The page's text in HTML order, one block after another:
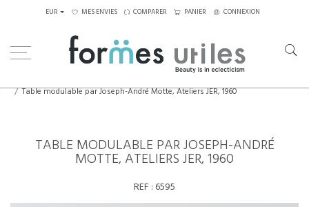
EUR MES ENVIES COMPARER PANIER CONNEXION
Table modulable par Joseph-André Motte, Ateliers JER, 1960
TABLE MODULABLE PAR JOSEPH-ANDRÉ
MOTTE, ATELIERS JER, 1960
REF : 6595